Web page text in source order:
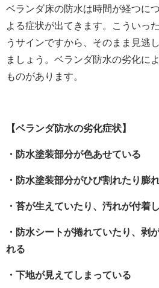
ベランダ床の防水は時間が経つに
よる症状が出てきます。こういっ
うサインですから、そのまま見逃
ましょう。ベランダ防水の劣化に
ものがあります。
【ベランダ防水の劣化症状】
・防水塗装部分が色あせている
・防水塗装部分がひび割れたり膨
・苔が生えていたり、汚れが付着
・防水シートが捲れていたり、剥
れる
・下地が見えてしまっている